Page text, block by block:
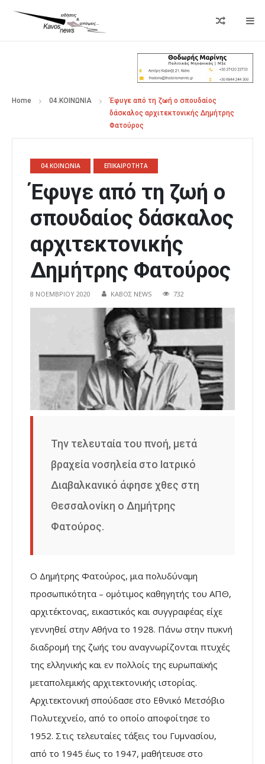
Home 04.ΚΟΙΝΩΝΙΑ
Έφυγε από τη ζωή ο σπουδαίος
δάσκαλος αρχιτεκτονικής Δημήτρης
Φατούρος
04.ΚΟΙΝΩΝΙΑ ΕΠΙΚΑΙΡΟΤΗΤΑ
Έφυγε από τη ζωή ο
σπουδαίος δάσκαλος
αρχιτεκτονικής
Δημήτρης Φατούρος
8 ΝΟΕΜΒΡΊΟΥ 2020 ΚΑΒΟΣ NEWS 732
Την τελευταία του πνοή, μετά
βραχεία νοσηλεία στο Ιατρικό
Διαβαλκανικό άφησε χθες στη
Θεσσαλονίκη ο Δημήτρης
Φατούρος.
Ο Δημήτρης Φατούρος, μια πολυδύναμη
προσωπικότητα – ομότιμος καθηγητής του ΑΠΘ,
αρχιτέκτονας, εικαστικός και συγγραφέας είχε
γεννηθεί στην Αθήνα το 1928. Πάνω στην πυκνή
διαδρομή της ζωής του αναγνωρίζονται πτυχές
της ελληνικής και εν πολλοίς της ευρωπαϊκής
μεταπολεμικής αρχιτεκτονικής ιστορίας.
Αρχιτεκτονική σπούδασε στο Εθνικό Μετσόβιο
Πολυτεχνείο, από το οποίο αποφοίτησε το
1952. Στις τελευταίες τάξεις του Γυμνασίου,
από το 1945 έως το 1947, μαθήτευσε στο